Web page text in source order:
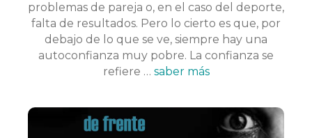
problemas de pareja o, en el caso del deporte,
falta de resultados. Pero lo cierto es que, por
debajo de lo que se ve, siempre hay una
autoconfianza muy pobre. La confianza se
refiere … saber más